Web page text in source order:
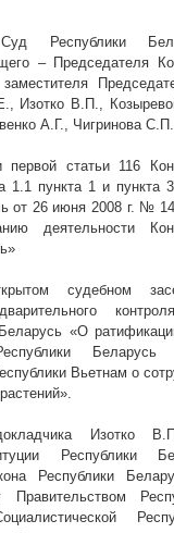
Суд Республики
– Председателя
Изотко В.П.,
А.Г., Чигринова
первой статьи 116
1.1 пункта 1 и пункта
от 26 июня 2008 г. № 14
деятельности
судебном
«О
Вьетнам о
Изотко
Республики
Республики
Правительством